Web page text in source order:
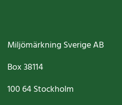
Miljömärkning Sverige AB
Box38114
100 64Stockholm